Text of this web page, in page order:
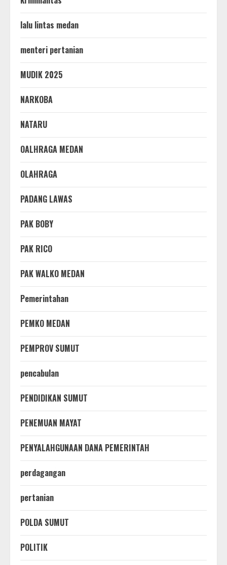
lalu lintas medan
menteri pertanian
MUDIK 2025
NARKOBA
NATARU
OALHRAGA MEDAN
OLAHRAGA
PADANG LAWAS
PAK BOBY
PAK RICO
PAK WALKO MEDAN
Pemerintahan
PEMKO MEDAN
PEMPROV SUMUT
pencabulan
PENDIDIKAN SUMUT
PENEMUAN MAYAT
PENYALAHGUNAAN DANA PEMERINTAH
perdagangan
pertanian
POLDA SUMUT
POLITIK